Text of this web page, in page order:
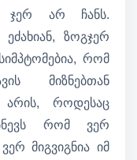
ჯერ არ ჩანს.
ზოგჯერ
რომ
მიზნებთან
არის, როდესაც
რომ ვერ
მიგვიგნია იმ